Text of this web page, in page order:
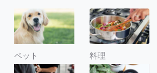
ペット 料理